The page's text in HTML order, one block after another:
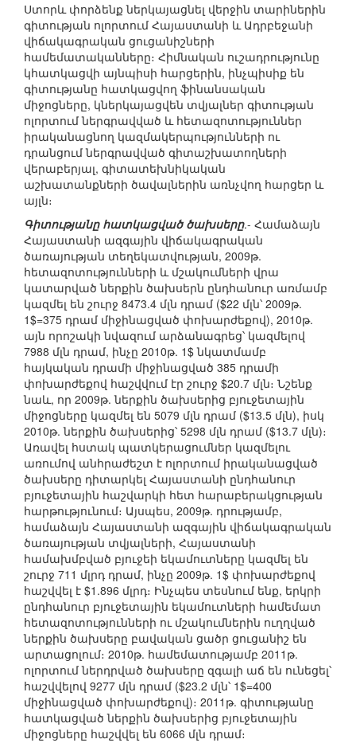
Ստորև փորձենք ներկայացնել վերջին տարիներին
գիտության ոլորտում Հայաստանի և Ադրբեջանի
վիճակագրական ցուցանիշների
համեմատականները։ Հիմնական ուշադրությունը
կհատկացվի այնպիսի հարցերին, ինչպիսիք են
գիտությանը հատկացվող ֆինանսական
միջոցները, կներկայացվեն տվյալներ գիտության
ոլորտում ներգրավված և հետազոտություններ
իրականացնող կազմակերպությունների ու
դրանցում ներգրավված գիտաշխատողների
վերաբերյալ, գիտատեխնիկական
աշխատանքների ծավալներին առնչվող հարցեր և
այլն։
Գիտությանը հատկացված ծախսերը.- Համաձայն
Հայաստանի ազգային վիճակագրական
ծառայության տեղեկատվության, 2009թ.
հետազոտությունների և մշակումների վրա
կատարված ներքին ծախսերն ընդհանուր առմամբ
կազմել են շուրջ 8473.4 մլն դրամ ($22 մլն՝ 2009թ.
1$=375 դրամ միջինացված փոխարժեքով), 2010թ.
այն որոշակի նվազում արձանագրեց՝ կազմելով
7988 մլն դրամ, ինչը 2010թ. 1$ նկատմամբ
հայկական դրամի միջինացված 385 դրամի
փոխարժեքով հաշվվում էր շուրջ $20.7 մլն։ Նշենք
նաև, որ 2009թ. ներքին ծախսերից բյուջետային
միջոցները կազմել են 5079 մլն դրամ ($13.5 մլն), իսկ
2010թ. ներքին ծախսերից՝ 5298 մլն դրամ ($13.7 մլն)։
Առավել հստակ պատկերացումներ կազմելու
առումով անհրաժեշտ է ոլորտում իրականացված
ծախսերը դիտարկել Հայաստանի ընդհանուր
բյուջետային հաշվարկի հետ հարաբերակցության
հարթությունում։ Այսպես, 2009թ. դրությամբ,
համաձայն Հայաստանի ազգային վիճակագրական
ծառայության տվյալների, Հայաստանի
համախմբված բյուջեի եկամուտները կազմել են
շուրջ 711 մլրդ դրամ, ինչը 2009թ. 1$ փոխարժեքով
հաշվվել է $1.896 մլրդ։ Ինչպես տեսնում ենք, երկրի
ընդհանուր բյուջետային եկամուտների համեմատ
հետազոտությունների ու մշակումներին ուղղված
ներքին ծախսերը բավական ցածր ցուցանիշ են
արտացոլում։ 2010թ. համեմատությամբ 2011թ.
ոլորտում ներդրված ծախսերը զգալի աճ են ունեցել՝
հաշվվելով 9277 մլն դրամ ($23.2 մլն՝ 1$=400
միջինացված փոխարժեքով)։ 2011թ. գիտությանը
հատկացված ներքին ծախսերից բյուջետային
միջոցները հաշվվել են 6066 մլն դրամ։